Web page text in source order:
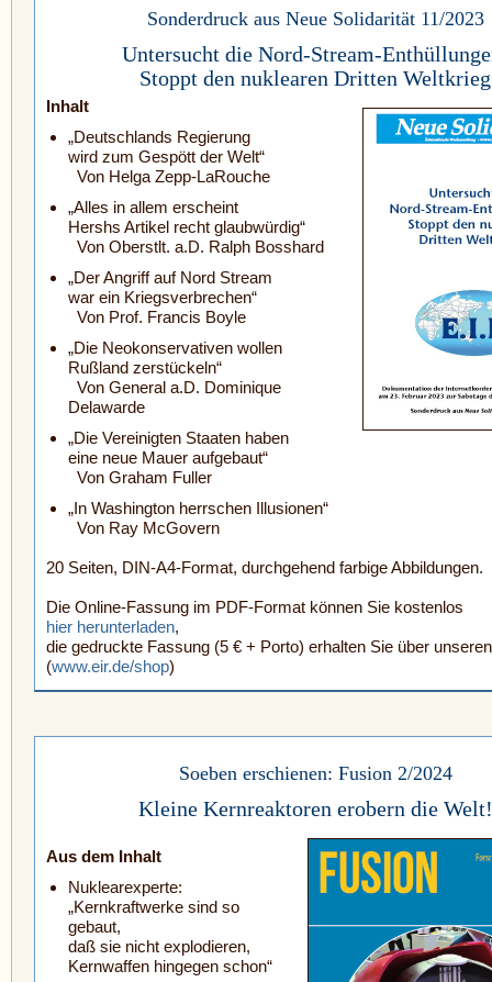
Sonderdruck aus Neue Solidarität 11/2023
Untersucht die Nord-Stream-
Stoppt den nuklearen Dritten Weltkrieg
Inhalt
„Deutschlands Regierung
wird zum Gespött der Welt“
Von Helga Zepp-LaRouche
„Alles in allem erscheint
Hershs Artikel recht glaubwürdig“
Von Oberstlt. a.D. Ralph Bosshard
„Der Angriff auf Nord Stream
war ein Kriegsverbrechen“
Von Prof. Francis Boyle
„Die Neokonservativen wollen
Rußland zerstückeln“
Von General a.D. Dominique
Delawarde
„Die Vereinigten Staaten haben
eine neue Mauer aufgebaut“
Von Graham Fuller
„In Washington herrschen Illusionen“
Von Ray McGovern
20 Seiten, DIN-A4-Format, durchgehend farbige Abbildungen.
Die Online-Fassung im PDF-Format können Sie kostenlos
hier herunterladen,
die gedruckte Fassung (5 € + Porto) erhalten Sie über
(www.eir.de/shop)
Soeben erschienen: Fusion 2/2024
Kleine Kernreaktoren erobern die Welt!
Aus dem Inhalt
Nuklearexperte:
„Kernkraftwerke sind so
gebaut,
daß sie nicht explodieren,
Kernwaffen hingegen schon“